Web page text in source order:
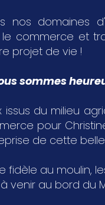
nos domaines
le commerce et
projet de vie !
sommes
issus du milieu
pour
de cette
fidèle au moulin,
venir au bord du